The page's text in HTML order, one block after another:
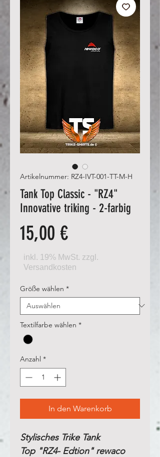
Artikelnummer: RZ4-IVT-001-TT-M-H
Tank Top Classic - "RZ4"
Innovative triking - 2-farbig
15,00 €Preis
Größe wählen *
Textilfarbe wählen *
Anzahl *
In den Warenkorb
Stylisches Trike Tank
Top "RZ4- Edtion" rewaco